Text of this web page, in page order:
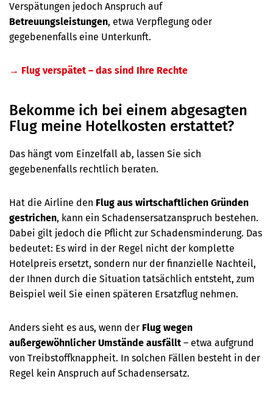
Verspätungen jedoch Anspruch auf
Betreuungsleistungen, etwa Verpflegung oder
gegebenenfalls eine Unterkunft.
→ Flug verspätet – das sind Ihre Rechte
Bekomme ich bei einem abgesagten
Flug meine Hotelkosten erstattet?
Das hängt vom Einzelfall ab, lassen Sie sich
gegebenenfalls rechtlich beraten.
Hat die Airline den Flug aus wirtschaftlichen Gründen
gestrichen, kann ein Schadensersatzanspruch bestehen.
Dabei gilt jedoch die Pflicht zur Schadensminderung. Das
bedeutet: Es wird in der Regel nicht der komplette
Hotelpreis ersetzt, sondern nur der finanzielle Nachteil,
der Ihnen durch die Situation tatsächlich entsteht, zum
Beispiel weil Sie einen späteren Ersatzflug nehmen.
Anders sieht es aus, wenn der Flug wegen
außergewöhnlicher Umstände ausfällt– etwa aufgrund
von Treibstoffknappheit. In solchen Fällen besteht in der
Regel kein Anspruch auf Schadensersatz.